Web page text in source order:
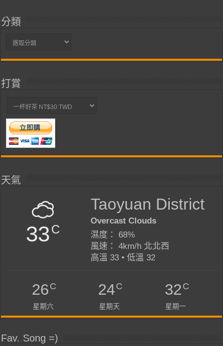
分類
分
打賞
天氣
33C
Taoyuan District
Overcast Clouds
濕度： 68%
風速： 4km/h 北北西
高溫 33 • 低溫 32
26C
星期六
24C
星期天
32C
星期一
Fav. Song =)